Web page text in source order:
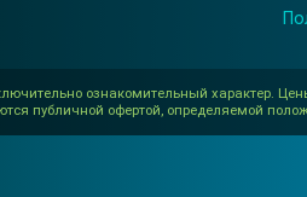
ознакомительный характер.
публичной офертой, определяемой